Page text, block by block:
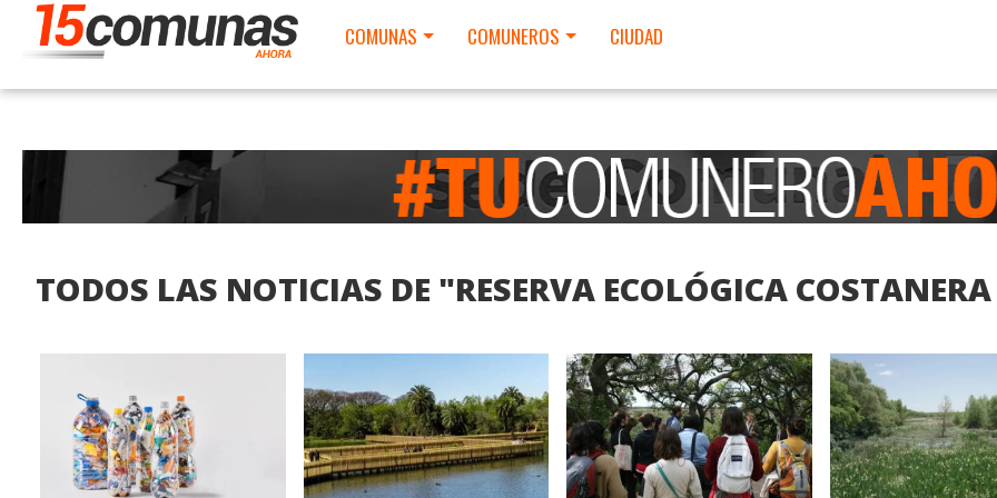
COMUNAS COMUNEROS CIUDAD
TODOS LAS NOTICIAS DE "RESERVA ECOLÓGICA
LEER MAS LEER MAS LEER MAS LEER MAS